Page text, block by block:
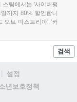
팀에서는 '사이버펑
까지 80% 할인합니
오브 미스트리아', '커
출시된 '마블 투혼'은
는 7년 만의 대규모 업검색
설정
년보호정책